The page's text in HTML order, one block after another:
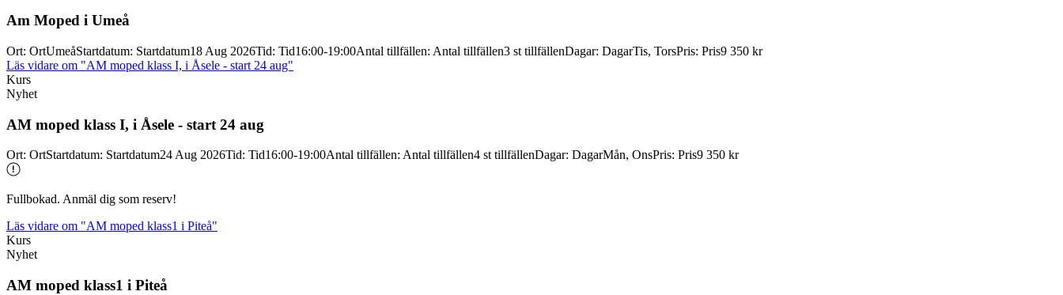
Am Moped i Umeå
Ort: OrtUmeåStartdatum: Startdatum18 Aug 2026Tid: Tid16:00-19:00Antal tillfällen: Antal tillfällen3 st tillfällenDagar: DagarTis, TorsPris: Pris9 350 kr
Läs vidare om "AM moped klass I, i Åsele - start 24 aug"
Kurs
Nyhet
AM moped klass I, i Åsele - start 24 aug
Ort: OrtStartdatum: Startdatum24 Aug 2026Tid: Tid16:00-19:00Antal tillfällen: Antal tillfällen4 st tillfällenDagar: DagarMån, OnsPris: Pris9 350 kr
Fullbokad. Anmäl dig som reserv!
Läs vidare om "AM moped klass1 i Piteå"
Kurs
Nyhet
AM moped klass1 i Piteå